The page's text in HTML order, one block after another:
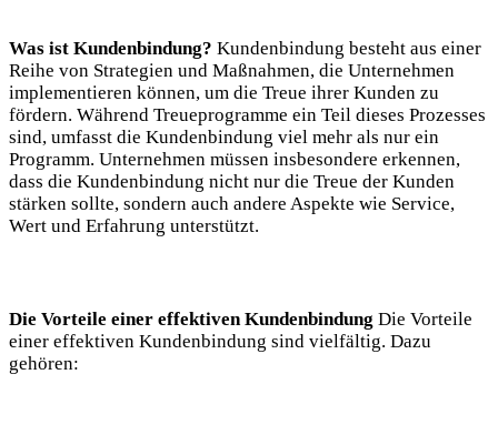
Was ist Kundenbindung? Kundenbindung besteht aus einer
Reihe von Strategien und Maßnahmen, die Unternehmen
implementieren können, um die Treue ihrer Kunden zu
fördern. Während Treueprogramme ein Teil dieses Prozesses
sind, umfasst die Kundenbindung viel mehr als nur ein
Programm. Unternehmen müssen insbesondere erkennen,
dass die Kundenbindung nicht nur die Treue der Kunden
stärken sollte, sondern auch andere Aspekte wie Service,
Wert und Erfahrung unterstützt.
Die Vorteile einer effektiven Kundenbindung Die Vorteile
einer effektiven Kundenbindung sind vielfältig. Dazu
gehören: